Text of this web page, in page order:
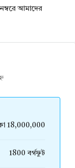
আমাদের
18,000,000
1800 বর্গফুট